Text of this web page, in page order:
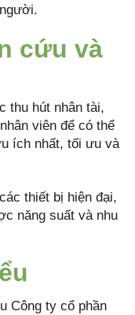
cứu và
thu hút nhân tài,
viên để có thể
ích nhất, tối ưu và
thiết bị hiện đại,
năng suất và nhu
Công ty cổ phần